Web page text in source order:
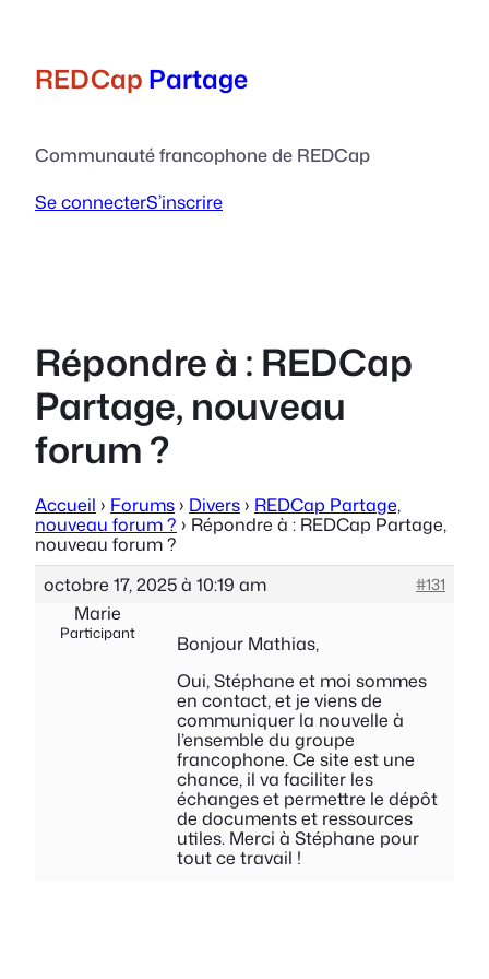
contenu
REDCap Partage
Communauté francophone de REDCap
Se connecterS’inscrire
Répondre à : REDCap
Partage, nouveau
forum ?
Accueil › Forums› Divers› REDCap Partage,
nouveau forum ? › Répondre à : REDCap Partage,
nouveau forum ?
octobre 17, 2025 à 10:19 am
#131
Marie
Participant
Bonjour Mathias,
Oui, Stéphane et moi sommes
en contact, et je viens de
communiquer la nouvelle à
l’ensemble du groupe
francophone. Ce site est une
chance, il va faciliter les
échanges et permettre le dépôt
de documents et ressources
utiles. Merci à Stéphane pour
tout ce travail !